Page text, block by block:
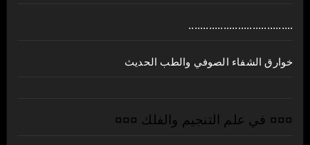
....................................
خوارق الشفاء الصوفي والطب الحديث
¤¤¤ في علم التنجيم والفلك ¤¤¤